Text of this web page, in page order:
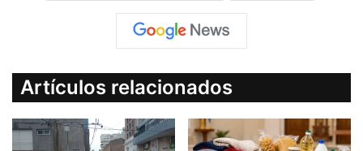
Artículos relacionados